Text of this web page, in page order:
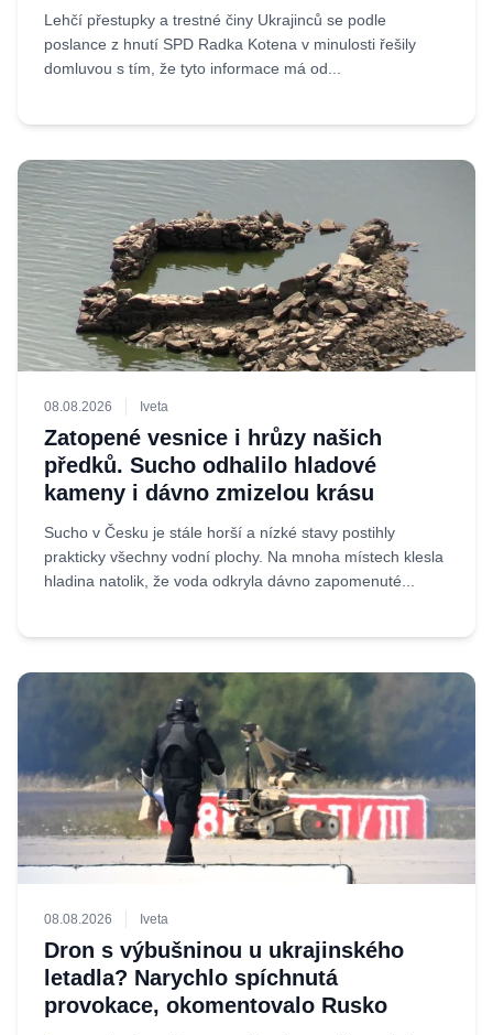
Lehčí přestupky a trestné činy Ukrajinců se podle
poslance z hnutí SPD Radka Kotena v minulosti řešily
domluvou s tím, že tyto informace má od...
08.08.2026 Iveta
Zatopené vesnice i hrůzy našich
předků. Sucho odhalilo hladové
kameny i dávno zmizelou krásu
Sucho v Česku je stále horší a nízké stavy postihly
prakticky všechny vodní plochy. Na mnoha místech klesla
hladina natolik, že voda odkryla dávno zapomenuté...
08.08.2026 Iveta
Dron s výbušninou u ukrajinského
letadla? Narychlo spíchnutá
provokace, okomentovalo Rusko